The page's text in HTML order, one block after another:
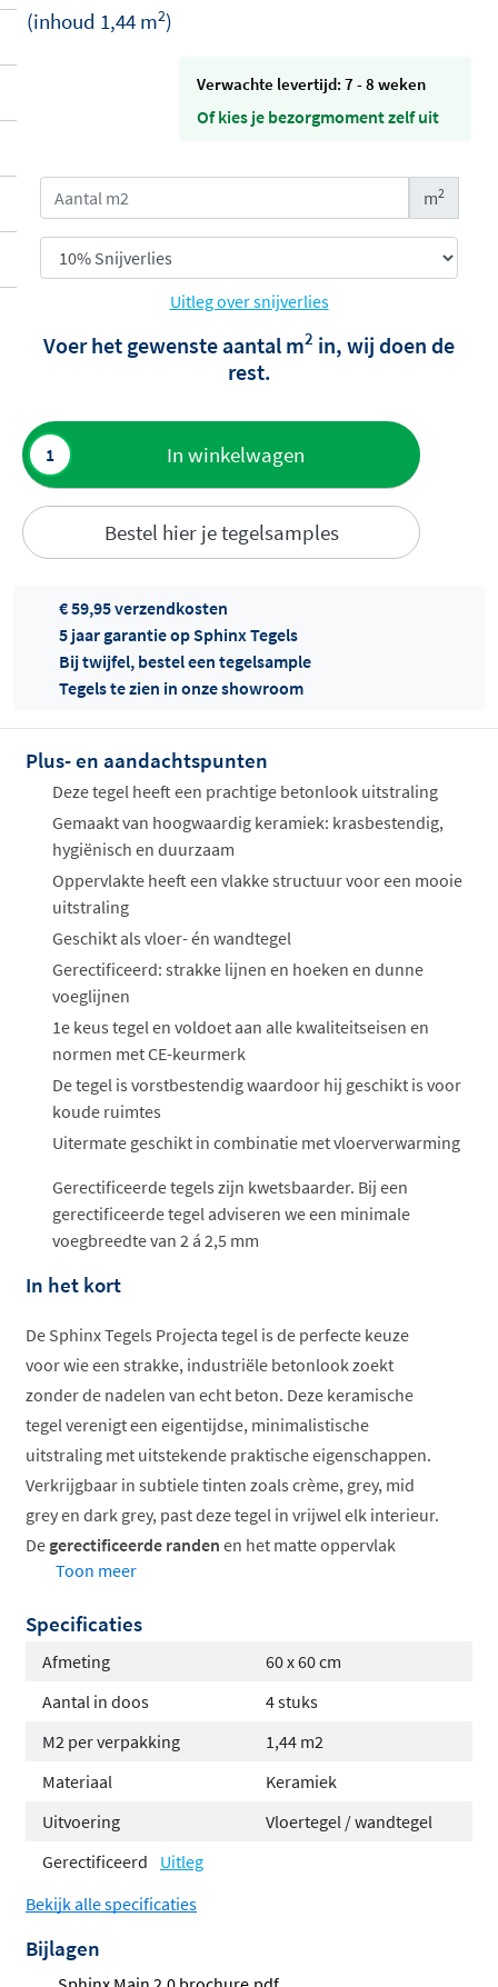
(inhoud 1,44 m2)
Verwachte levertijd: 7 - 8 weken
Of kies je bezorgmoment zelf uit
m2
Uitleg over snijverlies
Voer het gewenste aantal m2 in, wij doen de
rest.
In winkelwagen
Bestel hier je tegelsamples
Toevoegen
aan offerte
Offertes
ophalen...
€ 59,95 verzendkosten
5 jaar garantie op Sphinx Tegels
Bij twijfel, bestel een tegelsample
Tegels te zien in onze showroom
Plus- en aandachtspunten
Deze tegel heeft een prachtige betonlook uitstraling
Gemaakt van hoogwaardig keramiek: krasbestendig,
hygiënisch en duurzaam
Oppervlakte heeft een vlakke structuur voor een mooie
uitstraling
Geschikt als vloer- én wandtegel
Gerectificeerd: strakke lijnen en hoeken en dunne
voeglijnen
1e keus tegel en voldoet aan alle kwaliteitseisen en
normen met CE-keurmerk
De tegel is vorstbestendig waardoor hij geschikt is voor
koude ruimtes
Uitermate geschikt in combinatie met vloerverwarming
Gerectificeerde tegels zijn kwetsbaarder. Bij een
gerectificeerde tegel adviseren we een minimale
voegbreedte van 2 á 2,5 mm
In het kort
De Sphinx Tegels Projecta tegel is de perfecte keuze
voor wie een strakke, industriële betonlook zoekt
zonder de nadelen van echt beton. Deze keramische
tegel verenigt een eigentijdse, minimalistische
uitstraling met uitstekende praktische eigenschappen.
Verkrijgbaar in subtiele tinten zoals crème, grey, mid
grey en dark grey, past deze tegel in vrijwel elk interieur.
De gerectificeerde randen en het matte oppervlak
zorgen voor een strakke, hedendaagse uitstraling.
Stoere betonlook voor een industrieel karakter
Geschikt voor vloer en wand
Combineerbaar met vloerverwarming
Onderhoudsvriendelijk keramiek
Voor elke ruimte in huis
keuken, badkamer, toilet en hal. Dankzij de
vorstbestendigheid kunt u de tegel zelfs buitenshuis
toepassen, bijvoorbeeld op een overdekt terras. De
Toon meer
Specificaties
Afmeting
60 x 60 cm
Aantal in doos
4 stuks
M2 per verpakking
1,44 m2
Materiaal
Keramiek
Uitvoering
Vloertegel / wandtegel
Gerectificeerd
Uitleg
Bekijk alle specificaties
Bijlagen